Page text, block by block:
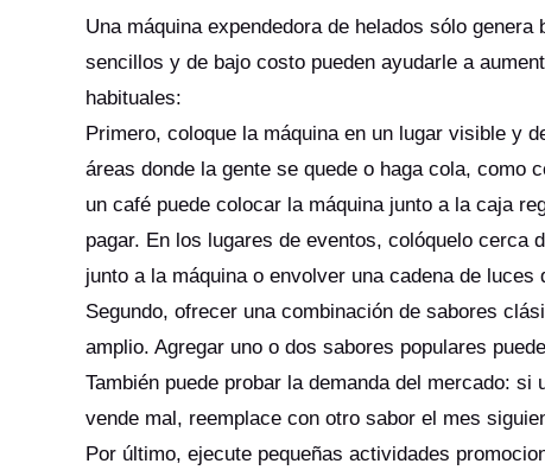
Una máquina expendedora de helados sólo
sencillos y de bajo costo pueden ayudarle a
habituales:
Primero, coloque la máquina en un lugar visible y
áreas donde la gente se quede o haga cola, como
un café puede colocar la máquina junto a la caja
pagar. En los lugares de eventos, colóquelo cerca
junto a la máquina o envolver una cadena de
Segundo, ofrecer una combinación de sabores
amplio. Agregar uno o dos sabores populares
También puede probar la demanda del mercado:
vende mal, reemplace con otro sabor el mes
Por último, ejecute pequeñas actividades